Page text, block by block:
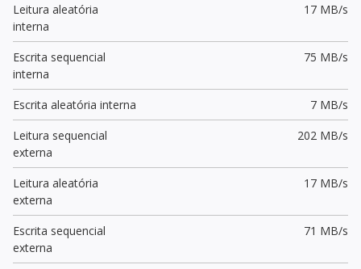
Leitura aleatória
interna
17 MB/s
Escrita sequencial
interna
75 MB/s
Escrita aleatória interna
7 MB/s
Leitura sequencial
externa
202 MB/s
Leitura aleatória
externa
17 MB/s
Escrita sequencial
externa
71 MB/s